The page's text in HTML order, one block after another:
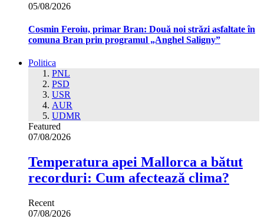
05/08/2026
Cosmin Feroiu, primar Bran: Două noi străzi asfaltate în
comuna Bran prin programul „Anghel Saligny”
Politica
PNL
PSD
USR
AUR
UDMR
Featured
07/08/2026
Temperatura apei Mallorca a bătut
recorduri: Cum afectează clima?
Recent
07/08/2026